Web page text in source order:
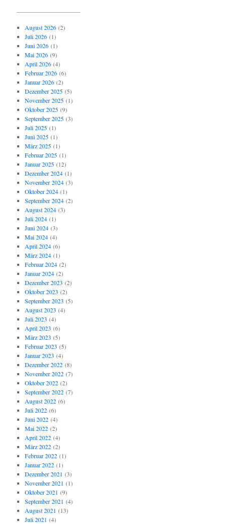
August 2026(2)
Juli 2026(1)
Juni 2026(1)
Mai 2026(9)
April 2026(4)
Februar 2026(6)
Januar 2026(2)
Dezember 2025(5)
November 2025(1)
Oktober 2025(9)
September 2025(3)
Juli 2025(1)
Juni 2025(1)
März 2025(1)
Februar 2025(1)
Januar 2025(12)
Dezember 2024(1)
November 2024(3)
Oktober 2024(1)
September 2024(2)
August 2024(3)
Juli 2024(1)
Juni 2024(3)
Mai 2024(4)
April 2024(6)
März 2024(1)
Februar 2024(2)
Januar 2024(2)
Dezember 2023 (2)
Oktober 2023 (2)
September 2023 (5)
August 2023 (4)
Juli 2023 (4)
April 2023 (6)
März 2023 (5)
Februar 2023 (5)
Januar 2023 (4)
Dezember 2022(8)
November 2022(7)
Oktober 2022(2)
September 2022(7)
August 2022(6)
Juli 2022(6)
Juni 2022(4)
Mai 2022(2)
April 2022(4)
März 2022(2)
Februar 2022(1)
Januar 2022(1)
Dezember 2021 (3)
November 2021 (1)
Oktober 2021 (9)
September 2021 (4)
August 2021 (13)
Juli 2021 (4)